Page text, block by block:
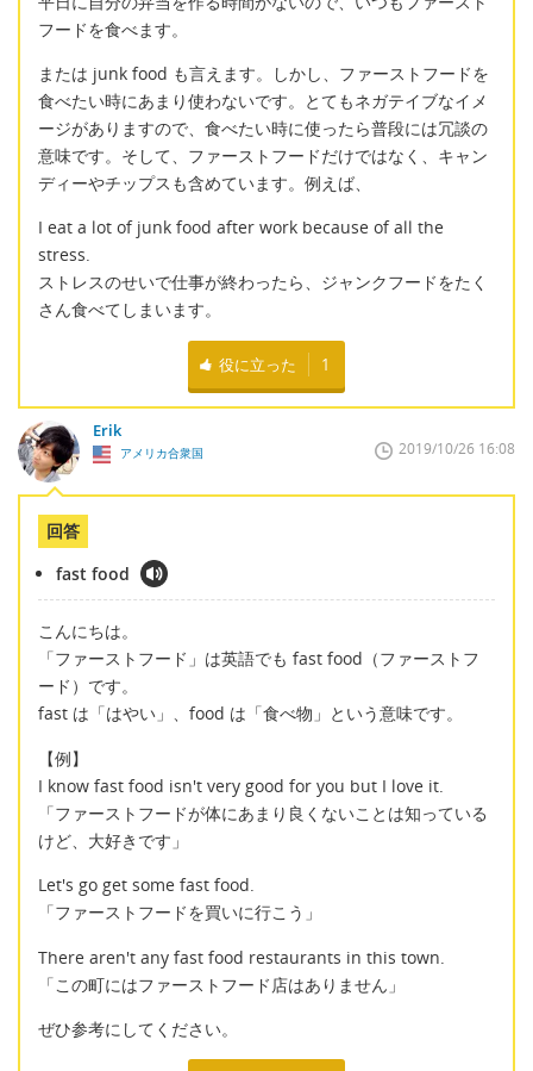
フードを食べます。
または junk food も言えます。しかし、ファーストフードを
食べたい時にあまり使わないです。とてもネガテイブなイメ
ージがありますので、食べたい時に使ったら普段には冗談の
意味です。そして、ファーストフードだけではなく、キャン
ディーやチップスも含めています。例えば、
I eat a lot of junk food after work because of all the
stress.
ストレスのせいで仕事が終わったら、ジャンクフードをたく
さん食べてしまいます。
役に立った 1
Erik
アメリカ合衆国 2019/10/26 16:08
回答
fast food
こんにちは。
「ファーストフード」は英語でも fast food（ファーストフ
ード）です。
fast は「はやい」、food は「食べ物」という意味です。
【例】
I know fast food isn't very good for you but I love it.
「ファーストフードが体にあまり良くないことは知っている
けど、大好きです」
Let's go get some fast food.
「ファーストフードを買いに行こう」
There aren't any fast food restaurants in this town.
「この町にはファーストフード店はありません」
ぜひ参考にしてください。